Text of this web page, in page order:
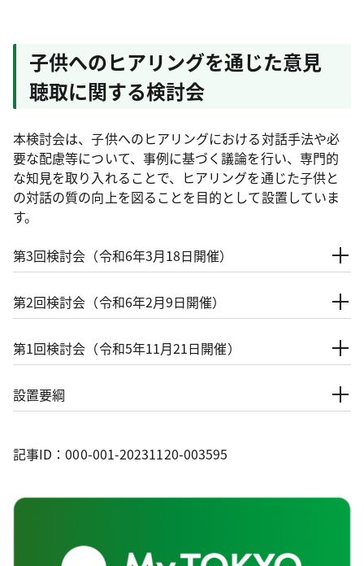
子供へのヒアリングを通じた意見
聴取に関する検討会
本検討会は、子供へのヒアリングにおける対話手法や必
要な配慮等について、事例に基づく議論を行い、専門的
な知見を取り入れることで、ヒアリングを通じた子供と
の対話の質の向上を図ることを目的として設置していま
す。
第3回検討会（令和6年3月18日開催）
第2回検討会（令和6年2月9日開催）
第1回検討会（令和5年11月21日開催）
設置要綱
記事ID：000-001-20231120-003595